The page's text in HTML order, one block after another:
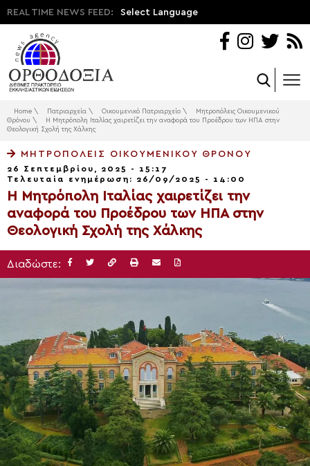
REAL TIME NEWS FEED: Select Language
Home \ Πατριαρχεία \ Οικουμενικό Πατριαρχείο \
Μητροπόλεις Οικουμενικού
Θρόνου \
Η Μητρόπολη Ιταλίας χαιρετίζει την αναφορά του Προέδρου των ΗΠΑ στην
Θεολογική Σχολή της Χάλκης
ΜΗΤΡΟΠΌΛΕΙΣ ΟΙΚΟΥΜΕΝΙΚΟΎ ΘΡΌΝΟΥ
26 Σεπτεμβρίου, 2025 - 15:17
Τελευταία ενημέρωση: 26/09/2025 - 14:00
Η Μητρόπολη Ιταλίας χαιρετίζει την
αναφορά του Προέδρου των ΗΠΑ στην
Θεολογική Σχολή της Χάλκης
Διαδώστε: